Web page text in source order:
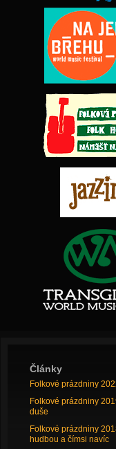
Články
Folkové prázdniny
Folkové prázdniny
duše
Folkové prázdniny
hudbou a čímsi navíc